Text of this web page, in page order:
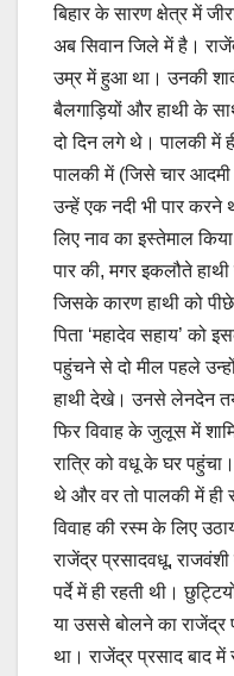
बिहार के सारण क्षेत्र में
अब सिवान जिले में है।
उम्र में हुआ था। उनकी
बैलगाड़ियों और हाथी के
दो दिन लगे थे। पालकी में
पालकी में (जिसे चार
उन्हें एक नदी भी पार करने
लिए नाव का इस्तेमाल
पार की, मगर इकलौते
जिसके कारण हाथी को
पिता ‘महादेव सहाय’
पहुंचने से दो मील पहले
हाथी देखे। उनसे लेनदेन
फिर विवाह के जुलूस में
रात्रि को वधू के घर
थे और वर तो पालकी में ही
विवाह की रस्म के लिए
राजेंद्र प्रसादवधू,
पर्दे में ही रहती थी।
या उससे बोलने का राजेंद्र
था। राजेंद्र प्रसाद बाद में